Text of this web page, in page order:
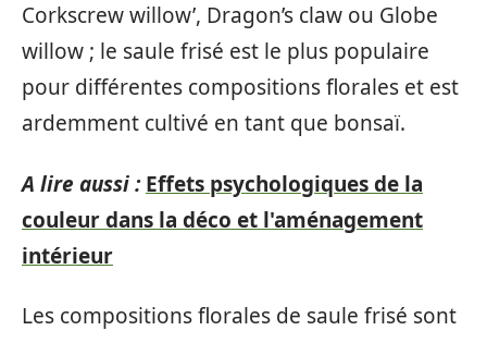
Corkscrew willow’, Dragon’s claw ou Globe
willow ; le saule frisé est le plus populaire
pour différentes compositions florales et est
ardemment cultivé en tant que bonsaï.
A lire aussi : Effets psychologiques de la
couleur dans la déco et l'aménagement
intérieur
Les compositions florales de saule frisé sont